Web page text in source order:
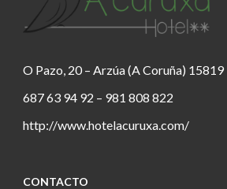
O Pazo, 20 – Arzúa (A Coruña) 15819
687 63 94 92 – 981 808 822
http://www.hotelacuruxa.com/
CONTACTO